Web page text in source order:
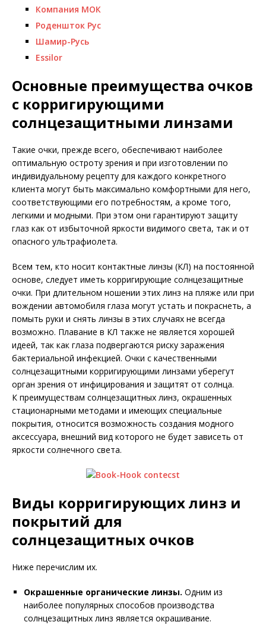
Компания МОК
Роденшток Рус
Шамир-Русь
Essilor
Основные преимущества очков
с корригирующими
солнцезащитными линзами
Такие очки, прежде всего, обеспечивают наиболее
оптимальную остроту зрения и при изготовлении по
индивидуальному рецепту для каждого конкретного
клиента могут быть максимально комфортными для него,
соответствующими его потребностям, а кроме того,
легкими и модными. При этом они гарантируют защиту
глаз как от избыточной яркости видимого света, так и от
опасного ультрафиолета.
Всем тем, кто носит контактные линзы (КЛ) на постоянной
основе, следует иметь корригирующие солнцезащитные
очки. При длительном ношении этих линз на пляже или при
вождении автомобиля глаза могут устать и покраснеть, а
помыть руки и снять линзы в этих случаях не всегда
возможно. Плавание в КЛ также не является хорошей
идеей, так как глаза подвергаются риску заражения
бактериальной инфекцией. Очки с качественными
солнцезащитными корригирующими линзами уберегут
орган зрения от инфицирования и защитят от солнца.
К преимуществам солнцезащитных линз, окрашенных
стационарными методами и имеющих специальные
покрытия, относится возможность создания модного
аксессуара, внешний вид которого не будет зависеть от
яркости солнечного света.
Виды корригирующих линз и
покрытий для
солнцезащитных очков
Ниже перечислим их.
Окрашенные органические линзы. Одним из
наиболее популярных способов производства
солнцезащитных линз является окрашивание.